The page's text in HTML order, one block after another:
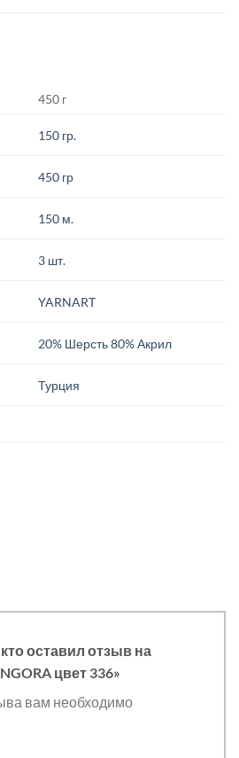
450 г
150 гр.
450 гр
150 м.
3 шт.
YARNART
20% Шерсть 80% Акрил
Турция
оставил отзыв на
цвет 336»
вам необходимо